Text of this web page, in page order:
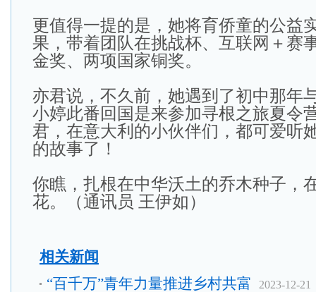
更值得一提的是，她将育侨童的公益
果，带着团队在挑战杯、互联网＋赛
金奖、两项国家铜奖。
亦君说，不久前，她遇到了初中那年
小婷此番回国是来参加寻根之旅夏令
君，在意大利的小伙伴们，都可爱听
的故事了！
你瞧，扎根在中华沃土的乔木种子，
花。（通讯员 王伊如）
相关新闻
“百千万”青年力量推进乡村共富
2023-12-21